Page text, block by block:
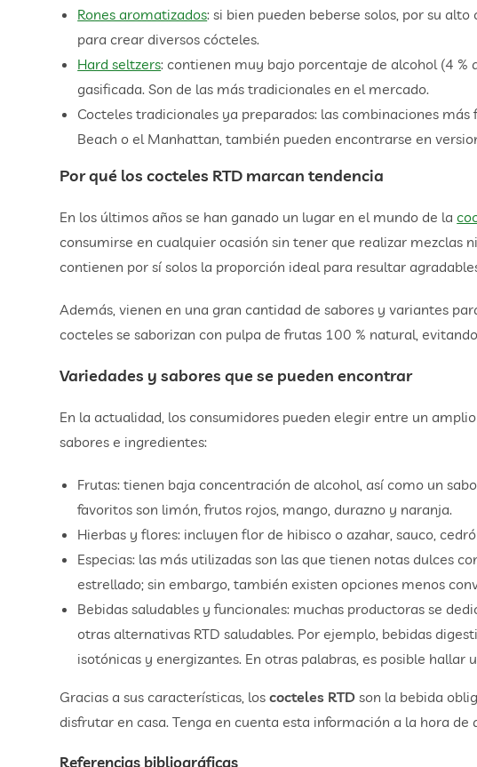
Rones aromatizados: si bien pueden beberse solos, por su
para crear diversos cócteles.
Hard seltzers: contienen muy bajo porcentaje de alcohol (4 %
gasificada. Son de las más tradicionales en el mercado.
Cocteles tradicionales ya preparados: las combinaciones
Beach o el Manhattan, también pueden encontrarse en
Por qué los cocteles RTD marcan tendencia
En los últimos años se han ganado un lugar en el mundo de la
consumirse en cualquier ocasión sin tener que realizar mezclas
contienen por sí solos la proporción ideal para resultar
Además, vienen en una gran cantidad de sabores y variantes
cocteles se saborizan con pulpa de frutas 100 % natural,
Variedades y sabores que se pueden encontrar
En la actualidad, los consumidores pueden elegir entre un
sabores e ingredientes:
Frutas: tienen baja concentración de alcohol, así como un
favoritos son limón, frutos rojos, mango, durazno y naranja.
Hierbas y flores: incluyen flor de hibisco o azahar, sauco,
Especias: las más utilizadas son las que tienen notas dulces
estrellado; sin embargo, también existen opciones menos
Bebidas saludables y funcionales: muchas productoras se
otras alternativas RTD saludables. Por ejemplo, bebidas
isotónicas y energizantes. En otras palabras, es posible hallar
Gracias a sus características, loscocteles RTD son la bebida
disfrutar en casa. Tenga en cuenta esta información a la hora
Referencias bibliográficas